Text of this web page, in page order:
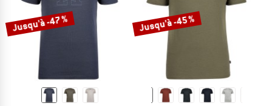
Jusqu'à -47 % Jusqu'à -45 %